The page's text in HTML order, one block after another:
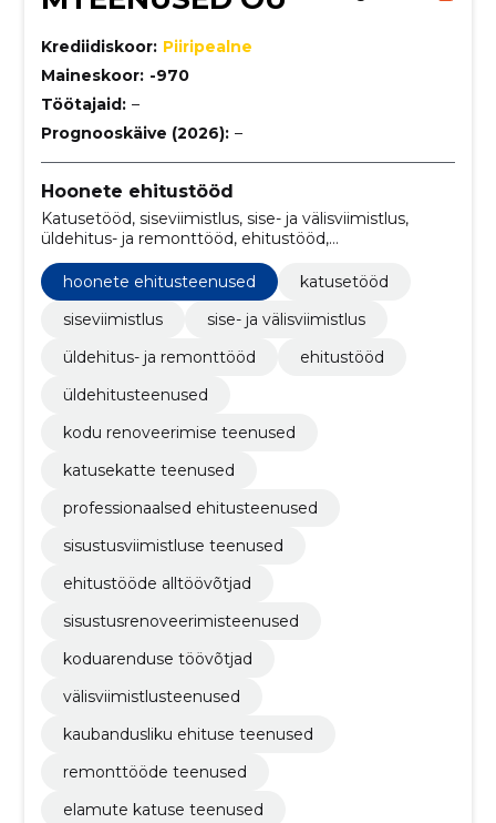
Krediidiskoor: Piiripealne
Maineskoor: -970
Töötajaid: –
Prognooskäive (2026): –
Hoonete ehitustööd
Katusetööd, siseviimistlus, sise- ja välisviimistlus,
üldehitus- ja remonttööd, ehitustööd,
üldehitusteenused, hoonete ehitusteenused, kodu
renoveerimise teenused, katusekatte teenused,
professionaalsed ehitusteenused
hoonete ehitusteenused
katusetööd
siseviimistlus
sise- ja välisviimistlus
üldehitus- ja remonttööd
ehitustööd
üldehitusteenused
kodu renoveerimise teenused
katusekatte teenused
professionaalsed ehitusteenused
sisustusviimistluse teenused
ehitustööde alltöövõtjad
sisustusrenoveerimisteenused
koduarenduse töövõtjad
välisviimistlusteenused
kaubandusliku ehituse teenused
remonttööde teenused
elamute katuse teenused